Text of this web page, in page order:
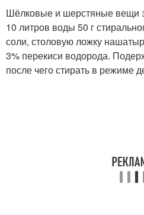
Шёлковые и шерстяные вещи
10 литров воды 50 г
соли, столовую ложку
3% перекиси водорода.
после чего стирать в режиме